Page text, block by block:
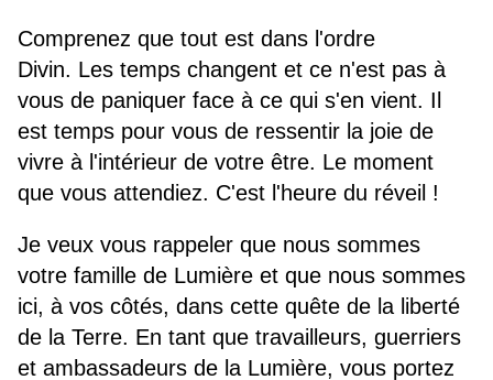
Comprenez que tout est dans l'ordre
Divin. Les temps changent et ce n'est pas à
vous de paniquer face à ce qui s'en vient. Il
est temps pour vous de ressentir la joie de
vivre à l'intérieur de votre être. Le moment
que vous attendiez. C'est l'heure du réveil !
Je veux vous rappeler que nous sommes
votre famille de Lumière et que nous sommes
ici, à vos côtés, dans cette quête de la liberté
de la Terre. En tant que travailleurs, guerriers
et ambassadeurs de la Lumière, vous portez